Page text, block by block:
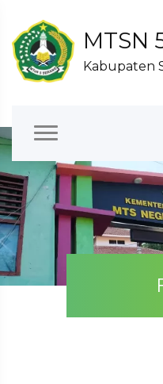
MTSN
Kabupaten